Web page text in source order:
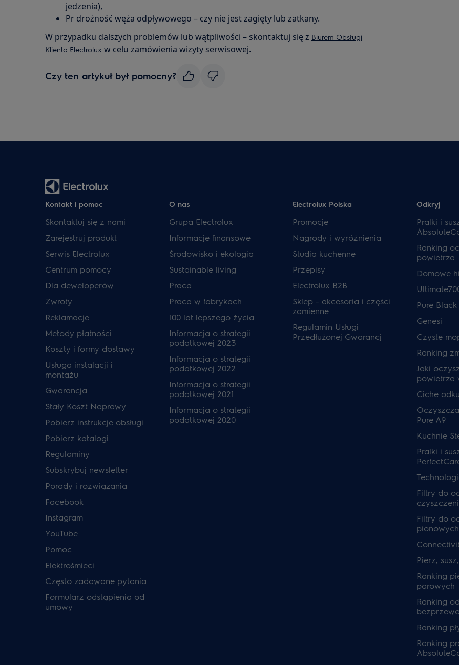
jedzenia),
Pr drożność węża odpływowego – czy nie jest zagięty lub zatkany.
W przypadku dalszych problemów lub wątpliwości – skontaktuj się z Biurem Obsługi
Klienta Electrolux w celu zamówienia wizyty serwisowej.
Czy ten artykuł był pomocny?
Kontakt i pomoc
Skontaktuj się z nami
Zarejestruj produkt
Serwis Electrolux
Centrum pomocy
Dla deweloperów
Zwroty
Reklamacje
Metody płatności
Koszty i formy dostawy
Usługa instalacji i
montażu
Gwarancja
Stały Koszt Naprawy
Pobierz instrukcje obsługi
Pobierz katalogi
Regulaminy
Subskrybuj newsletter
Porady i rozwiązania
Facebook
Instagram
YouTube
Pomoc
Elektrośmieci
Często zadawane pytania
Formularz odstąpienia od
umowy
O nas
Grupa Electrolux
Informacje finansowe
Środowisko i ekologia
Sustainable living
Praca
Praca w fabrykach
100 lat lepszego życia
Informacja o strategii
podatkowej 2023
Informacja o strategii
podatkowej 2022
Informacja o strategii
podatkowej 2021
Informacja o strategii
podatkowej 2020
Electrolux Polska
Promocje
Nagrody i wyróżnienia
Studia kuchenne
Przepisy
Electrolux B2B
Sklep - akcesoria i części
zamienne
Regulamin Usługi
Przedłużonej Gwarancj
Odkryj
Pralki i
Ranking
powietrza
Domowe
Pure Black
Genesi
Czyste
Ranking
Jaki
powietrza
Ciche
Pure A9
Kuchnie
Pralki i
Filtry do
Filtry do
pionowych
Pierz,
Ranking
parowych
Ranking
Ranking
Ranking